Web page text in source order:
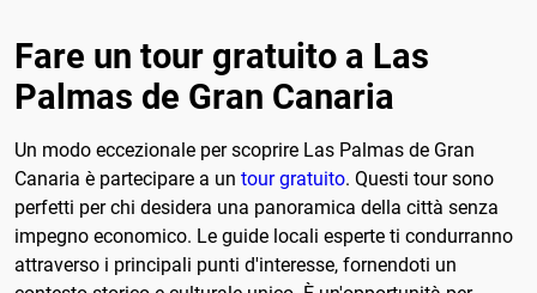
Fare un tour gratuito a Las
Palmas de Gran Canaria
Un modo eccezionale per scoprire Las Palmas de Gran
Canaria è partecipare a un tour gratuito. Questi tour sono
perfetti per chi desidera una panoramica della città senza
impegno economico. Le guide locali esperte ti condurranno
attraverso i principali punti d'interesse, fornendoti un